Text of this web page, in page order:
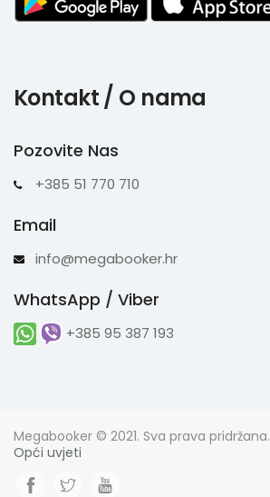
Kontakt / O nama
Pozovite Nas
+385 51 770 710
Email
info@megabooker.hr
WhatsApp / Viber
+385 95 387 193
Megabooker © 2021. Sva prava pridržana.
Opći uvjeti